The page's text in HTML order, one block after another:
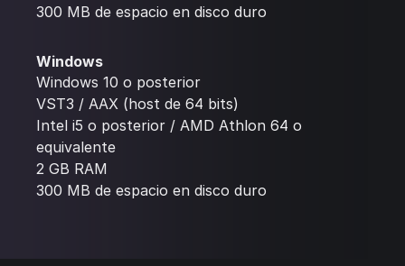
300 MB de espacio en disco duro
Windows
Windows 10 o posterior
VST3 / AAX (host de 64 bits)
Intel i5 o posterior / AMD Athlon 64 o
equivalente
2 GB RAM
300 MB de espacio en disco duro